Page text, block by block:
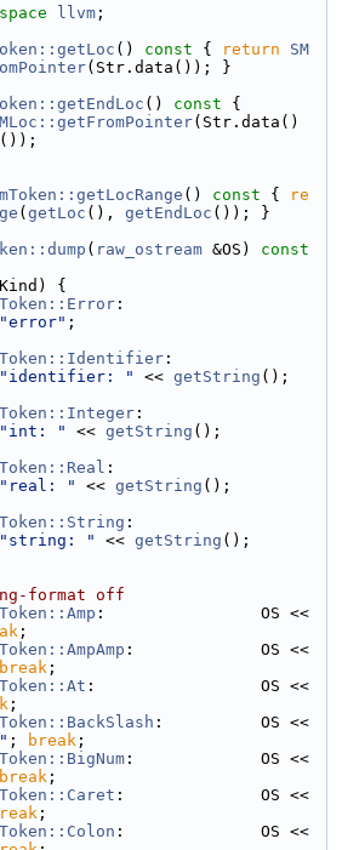
llvm ;
() const { return
SM
(Str.data()); }
() const {
(Str.data()
() const {
re
( getLoc (), getEndLoc ()); }
( raw_ostream &OS)
{
:
"error" ;
:
"identifier: " << getString ();
:
"int: " << getString ();
:
"real: " << getString ();
:
"string: " << getString ();
format off
;
break ;
;
; break ;
break ;
;